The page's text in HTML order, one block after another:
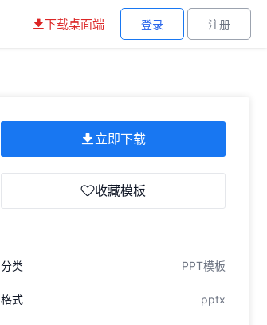
下载桌面端 登录 注册
立即下载
收藏模板
分类 PPT模板
格式 pptx